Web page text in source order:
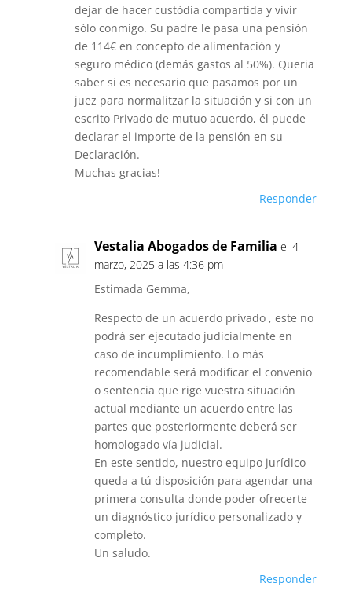
dejar de hacer custòdia compartida y vivir
sólo conmigo. Su padre le pasa una pensión
de 114€ en concepto de alimentación y
seguro médico (demás gastos al 50%). Queria
saber si es necesario que pasamos por un
juez para normalitzar la situación y si con un
escrito Privado de mutuo acuerdo, él puede
declarar el importe de la pensión en su
Declaración.
Muchas gracias!
Responder
Vestalia Abogados de Familia el 4
marzo, 2025 a las 4:36 pm
Estimada Gemma,
Respecto de un acuerdo privado , este no
podrá ser ejecutado judicialmente en
caso de incumplimiento. Lo más
recomendable será modificar el convenio
o sentencia que rige vuestra situación
actual mediante un acuerdo entre las
partes que posteriormente deberá ser
homologado vía judicial.
En este sentido, nuestro equipo jurídico
queda a tú disposición para agendar una
primera consulta donde poder ofrecerte
un diagnóstico jurídico personalizado y
completo.
Un saludo.
Responder